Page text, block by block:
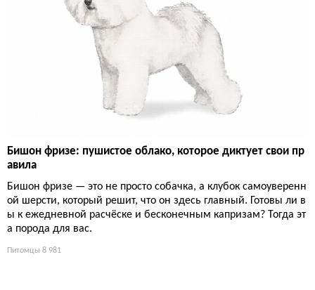
Бишон фризе: пушистое облако, которое диктует свои пр
авила
Бишон фризе — это не просто собачка, а клубок самоуверенн
ой шерсти, который решит, что он здесь главный. Готовы ли в
ы к ежедневной расчёске и бесконечным капризам? Тогда эт
а порода для вас.
Питомцы 8 981